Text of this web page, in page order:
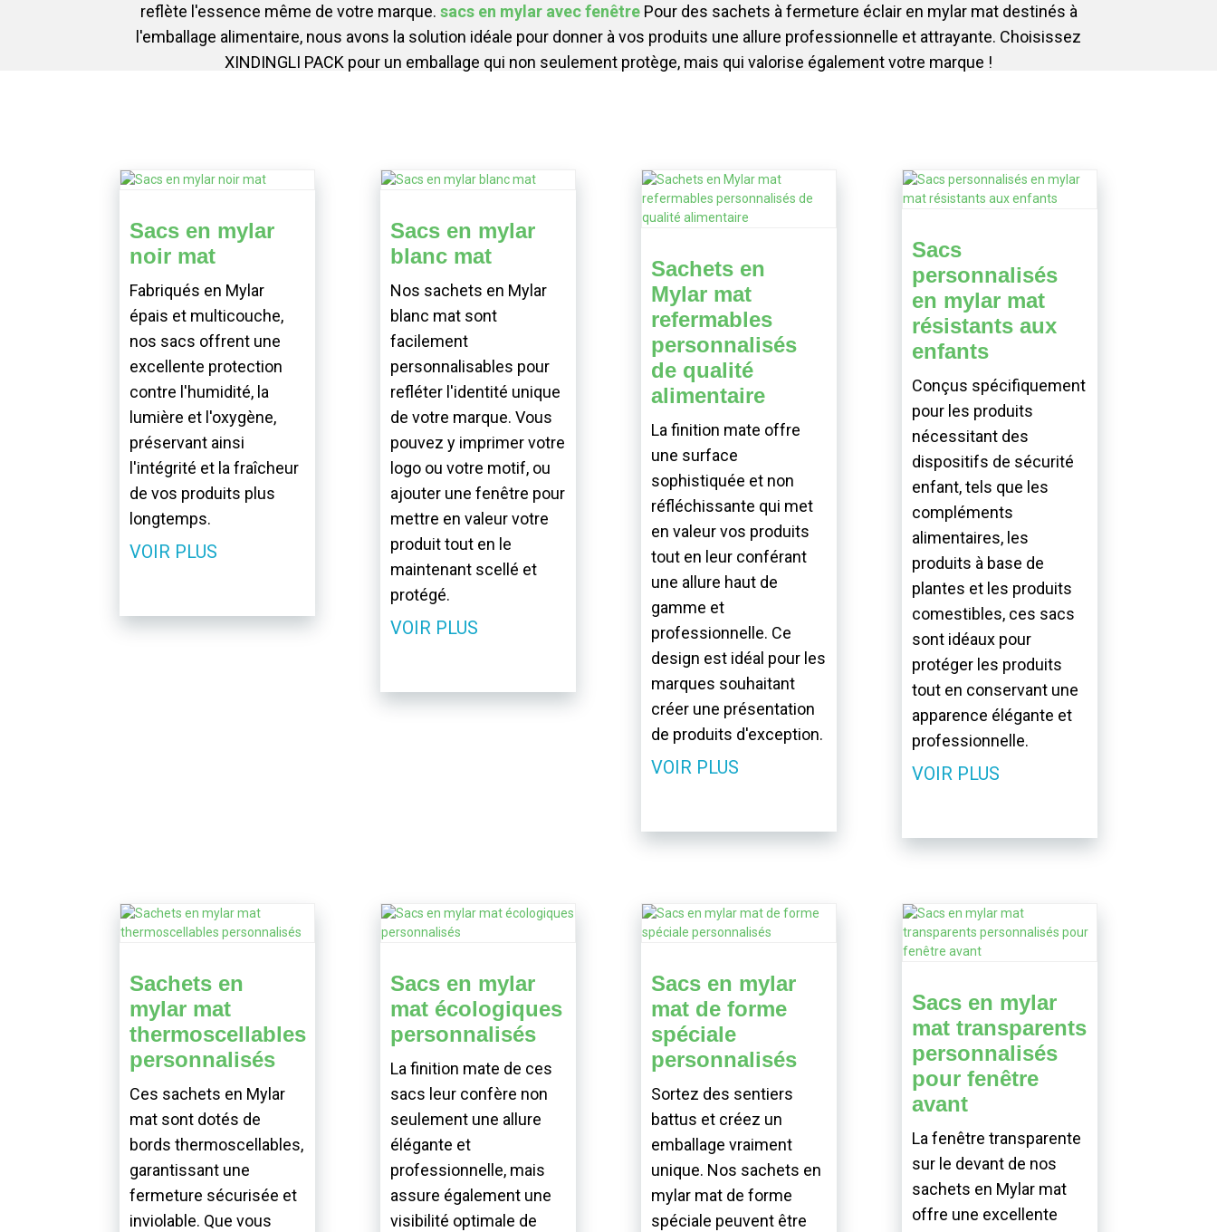
reflète l'essence même de votre marque. sacs en mylar avec fenêtre Pour des sachets à fermeture éclair en mylar mat destinés à
l'emballage alimentaire, nous avons la solution idéale pour donner à vos produits une allure professionnelle et attrayante. Choisissez
XINDINGLI PACK pour un emballage qui non seulement protège, mais qui valorise également votre marque !
Sacs en mylar
noir mat
Fabriqués en Mylar
épais et multicouche,
nos sacs offrent une
excellente protection
contre l'humidité, la
lumière et l'oxygène,
préservant ainsi
l'intégrité et la fraîcheur
de vos produits plus
longtemps.
VOIR PLUS
Sacs en mylar
blanc mat
Nos sachets en Mylar
blanc mat sont
facilement
personnalisables pour
refléter l'identité unique
de votre marque. Vous
pouvez y imprimer votre
logo ou votre motif, ou
ajouter une fenêtre pour
mettre en valeur votre
produit tout en le
maintenant scellé et
protégé.
VOIR PLUS
Sachets en
Mylar mat
refermables
personnalisés
de qualité
alimentaire
La finition mate offre
une surface
sophistiquée et non
réfléchissante qui met
en valeur vos produits
tout en leur conférant
une allure haut de
gamme et
professionnelle. Ce
design est idéal pour les
marques souhaitant
créer une présentation
de produits d'exception.
VOIR PLUS
Sacs
personnalisés
en mylar mat
résistants aux
enfants
Conçus spécifiquement
pour les produits
nécessitant des
dispositifs de sécurité
enfant, tels que les
compléments
alimentaires, les
produits à base de
plantes et les produits
comestibles, ces sacs
sont idéaux pour
protéger les produits
tout en conservant une
apparence élégante et
professionnelle.
VOIR PLUS
Sachets en
mylar mat
thermoscellables
personnalisés
Ces sachets en Mylar
mat sont dotés de
bords thermoscellables,
garantissant une
fermeture sécurisée et
inviolable. Que vous
Sacs en mylar
mat écologiques
personnalisés
La finition mate de ces
sacs leur confère non
seulement une allure
élégante et
professionnelle, mais
assure également une
visibilité optimale de
Sacs en mylar
mat de forme
spéciale
personnalisés
Sortez des sentiers
battus et créez un
emballage vraiment
unique. Nos sachets en
mylar mat de forme
spéciale peuvent être
Sacs en mylar
mat transparents
personnalisés
pour fenêtre
avant
La fenêtre transparente
sur le devant de nos
sachets en Mylar mat
offre une excellente